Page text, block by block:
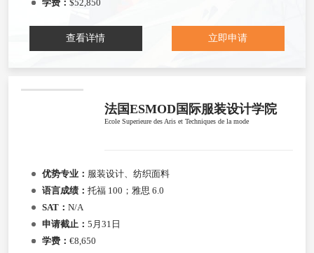
学费： $52,850
查看详情 立即申请
法国ESMOD国际服装设计学院
Ecole Superieure des Aris et Techniques de la mode
优势专业： 服装设计、纺织面料
语言成绩： 托福 100；雅思 6.0
SAT： N/A
申请截止： 5月31日
学费： €8,650